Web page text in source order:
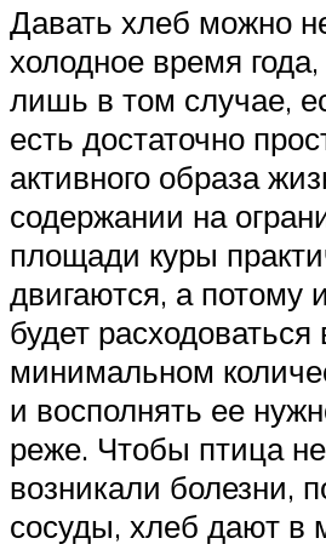
Давать хлеб можно
холодное время
лишь в том случае,
есть достаточно
активного образа
содержании на
площади куры
двигаются, а потому
будет расходоваться
минимальном
и восполнять ее
реже. Чтобы птица
возникали болезни,
сосуды, хлеб дают в